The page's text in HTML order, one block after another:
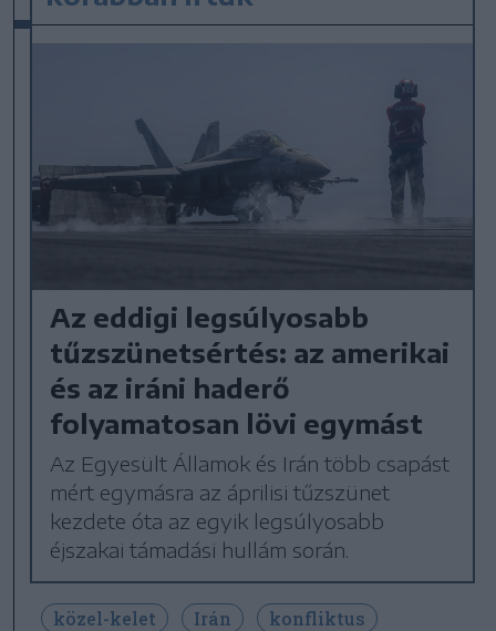
Az eddigi legsúlyosabb
tűzszünetsértés: az amerikai
és az iráni haderő
folyamatosan lövi egymást
Az Egyesült Államok és Irán több csapást
mért egymásra az áprilisi tűzszünet
kezdete óta az egyik legsúlyosabb
éjszakai támadási hullám során.
közel-kelet Irán konfliktus